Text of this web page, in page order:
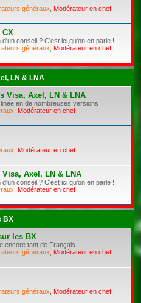
généraux
Modérateur en chef
CX
conseil ? C'est ici qu'on en parle !
généraux
Modérateur en chef
LN & LNA
Visa, Axel, LN & LNA
en de nombreuses versions
Modérateur en chef
Modérateur en chef
Axel, LN & LNA
conseil ? C'est ici qu'on en parle !
Modérateur en chef
BX
les BX
encore tant de Français !
généraux
Modérateur en chef
généraux
Modérateur en chef